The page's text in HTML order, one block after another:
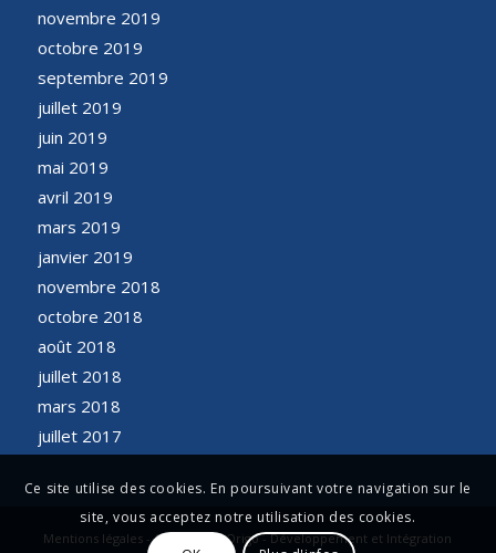
novembre 2019
octobre 2019
septembre 2019
juillet 2019
juin 2019
mai 2019
avril 2019
mars 2019
janvier 2019
novembre 2018
octobre 2018
août 2018
juillet 2018
mars 2018
juillet 2017
Mentions légales - Conception Origo - Développement et Intégration
Ce site utilise des cookies. En poursuivant votre navigation sur le
site, vous acceptez notre utilisation des cookies.